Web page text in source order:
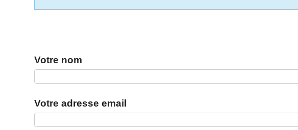
Votre nom
Votre adresse email